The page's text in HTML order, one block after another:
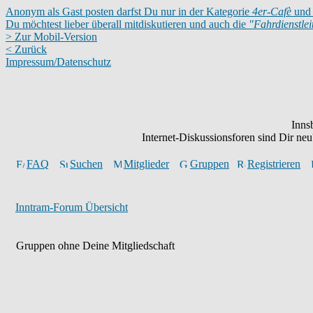
Anonym als Gast posten darfst Du nur in der Kategorie 4er-Cafè und
Du möchtest lieber überall mitdiskutieren und auch die
> Zur Mobil-Version
< Zurück
Impressum/Datenschutz
Internet-Diskussionsforen sind Dir
FAQ Suchen Mitglieder Gruppen Registrieren
Inntram-Forum Übersicht
Gruppen ohne Deine Mitgliedschaft